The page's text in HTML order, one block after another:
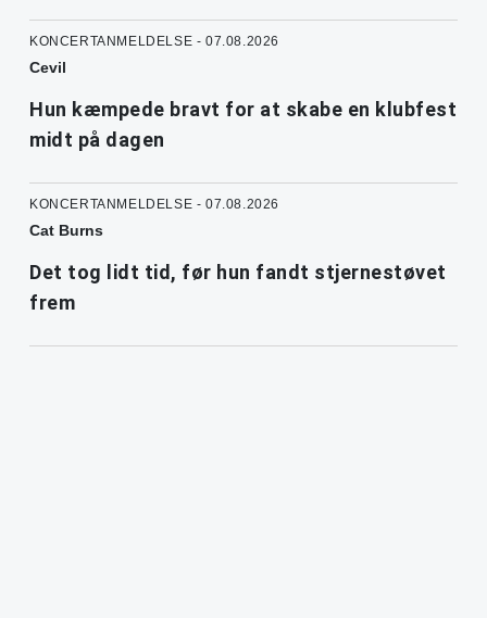
KONCERTANMELDELSE - 07.08.2026
Cevil
Hun kæmpede bravt for at skabe en klubfest
midt på dagen
KONCERTANMELDELSE - 07.08.2026
Cat Burns
Det tog lidt tid, før hun fandt stjernestøvet
frem